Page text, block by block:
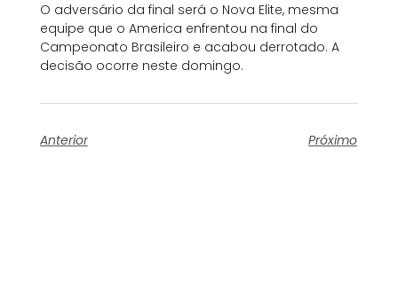
O adversário da final será o Nova Elite, mesma
equipe que o America enfrentou na final do
Campeonato Brasileiro e acabou derrotado. A
decisão ocorre neste domingo.
Anterior Próximo